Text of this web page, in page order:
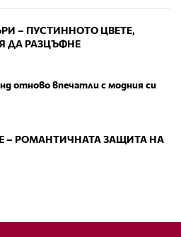
– ПУСТИННОТО ЦВЕТЕ,
ДА РАЗЦЪФНЕ
отново впечатли с модния си
– РОМАНТИЧНАТА ЗАЩИТА НА